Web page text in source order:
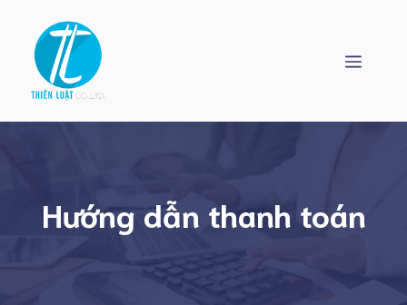
content
Menu
Hướng dẫn thanh toán